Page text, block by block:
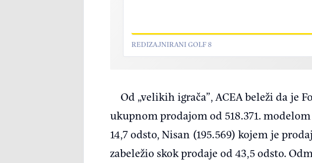
REDIZAJNIRANI GOLF 8
Od „velikih igrača”, ACEA beleži da je
ukupnom prodajom od 518.371.
14,7 odsto, Nisan (195.569) kojem je
zabeležio skok prodaje od 43,5 odsto.